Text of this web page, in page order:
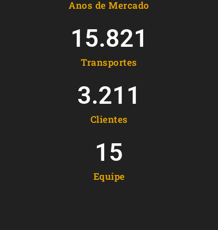
Anos de Mercado
Transportes
15.821
Clientes
3.211
Equipe
15